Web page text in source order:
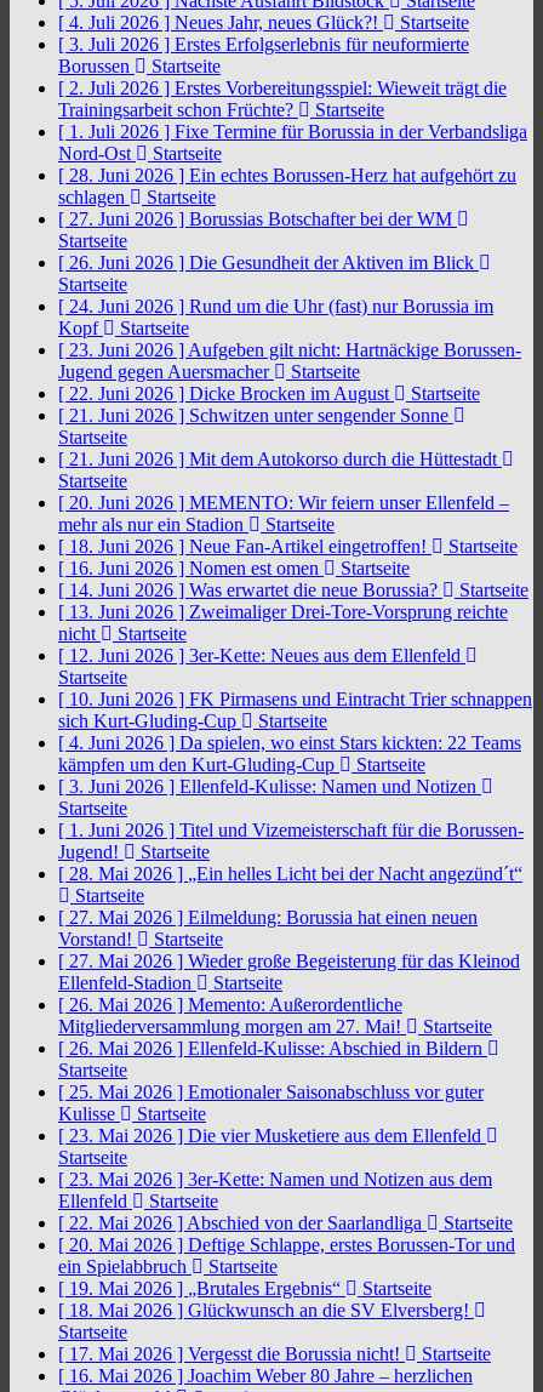
[ 4. Juli 2026 ] Neues Jahr, neues Glück?!
Startseite
[ 3. Juli 2026 ] Erstes Erfolgserlebnis für neuformierte
Borussen
Startseite
[ 2. Juli 2026 ] Erstes Vorbereitungsspiel: Wieweit trägt die
Trainingsarbeit schon Früchte?
Startseite
[ 1. Juli 2026 ] Fixe Termine für Borussia in der Verbandsliga
Nord-Ost
Startseite
[ 28. Juni 2026 ] Ein echtes Borussen-Herz hat aufgehört zu
schlagen
Startseite
[ 27. Juni 2026 ] Borussias Botschafter bei der WM
Startseite
[ 26. Juni 2026 ] Die Gesundheit der Aktiven im Blick
Startseite
[ 24. Juni 2026 ] Rund um die Uhr (fast) nur Borussia im
Kopf
Startseite
[ 23. Juni 2026 ] Aufgeben gilt nicht: Hartnäckige Borussen-
Jugend gegen Auersmacher
Startseite
[ 22. Juni 2026 ] Dicke Brocken im August
Startseite
[ 21. Juni 2026 ] Schwitzen unter sengender Sonne
Startseite
[ 21. Juni 2026 ] Mit dem Autokorso durch die Hüttestadt
Startseite
[ 20. Juni 2026 ] MEMENTO: Wir feiern unser Ellenfeld –
mehr als nur ein Stadion
Startseite
[ 18. Juni 2026 ] Neue Fan-Artikel eingetroffen!
Startseite
[ 16. Juni 2026 ] Nomen est omen
Startseite
[ 14. Juni 2026 ] Was erwartet die neue Borussia?
Startseite
[ 13. Juni 2026 ] Zweimaliger Drei-Tore-Vorsprung reichte
nicht
Startseite
[ 12. Juni 2026 ] 3er-Kette: Neues aus dem Ellenfeld
Startseite
[ 10. Juni 2026 ] FK Pirmasens und Eintracht Trier schnappen
sich Kurt-Gluding-Cup
Startseite
[ 4. Juni 2026 ] Da spielen, wo einst Stars kickten: 22 Teams
kämpfen um den Kurt-Gluding-Cup
Startseite
[ 3. Juni 2026 ] Ellenfeld-Kulisse: Namen und Notizen
Startseite
[ 1. Juni 2026 ] Titel und Vizemeisterschaft für die Borussen-
Jugend!
Startseite
[ 28. Mai 2026 ] „Ein helles Licht bei der Nacht angezünd´t“
Startseite
[ 27. Mai 2026 ] Eilmeldung: Borussia hat einen neuen
Vorstand!
Startseite
[ 27. Mai 2026 ] Wieder große Begeisterung für das Kleinod
Ellenfeld-Stadion
Startseite
[ 26. Mai 2026 ] Memento: Außerordentliche
Mitgliederversammlung morgen am 27. Mai!
Startseite
[ 26. Mai 2026 ] Ellenfeld-Kulisse: Abschied in Bildern
Startseite
[ 25. Mai 2026 ] Emotionaler Saisonabschluss vor guter
Kulisse
Startseite
[ 23. Mai 2026 ] Die vier Musketiere aus dem Ellenfeld
Startseite
[ 23. Mai 2026 ] 3er-Kette: Namen und Notizen aus dem
Ellenfeld
Startseite
[ 22. Mai 2026 ] Abschied von der Saarlandliga
Startseite
[ 20. Mai 2026 ] Deftige Schlappe, erstes Borussen-Tor und
ein Spielabbruch
Startseite
[ 19. Mai 2026 ] „Brutales Ergebnis“
Startseite
[ 18. Mai 2026 ] Glückwunsch an die SV Elversberg!
Startseite
[ 17. Mai 2026 ] Vergesst die Borussia nicht!
Startseite
[ 16. Mai 2026 ] Joachim Weber 80 Jahre – herzlichen